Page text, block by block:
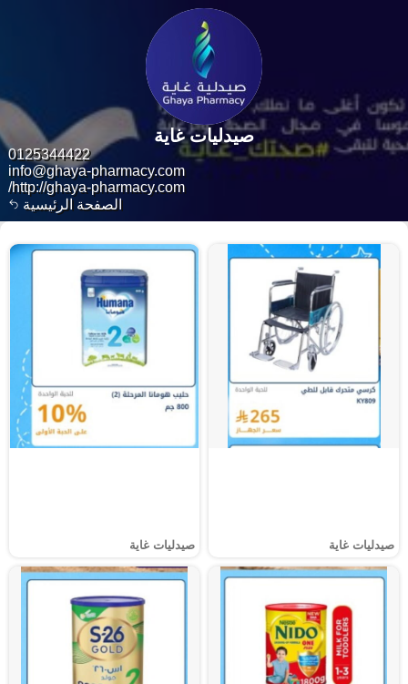
الصفحة الرئيسية
0125344422
info@ghaya-pharmacy.com
http://ghaya-pharmacy.com/
صيدليات غاية
٢٢١١٢ منتجات
صيدليات غاية صيدليات غاية